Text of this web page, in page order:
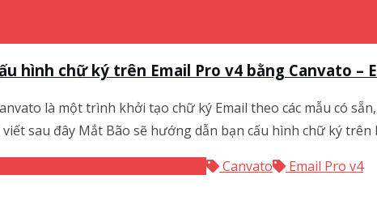
hình chữ ký trên Email Pro v4 bằng Canvato –
là một trình khởi tạo chữ ký Email theo các mẫu có
sau đây Mắt Bão sẽ hướng dẫn bạn cấu hình chữ ký trên
Canvato Email Pro v4